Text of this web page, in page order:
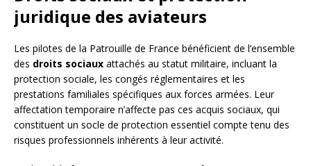
juridique des aviateurs
Les pilotes de la Patrouille de France bénéficient de l’ensemble
des droits sociaux attachés au statut militaire, incluant la
protection sociale, les congés réglementaires et les
prestations familiales spécifiques aux forces armées. Leur
affectation temporaire n’affecte pas ces acquis sociaux, qui
constituent un socle de protection essentiel compte tenu des
risques professionnels inhérents à leur activité.